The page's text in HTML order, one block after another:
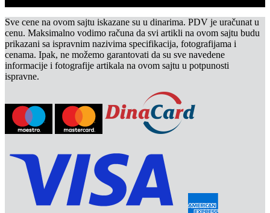
Sve cene na ovom sajtu iskazane su u dinarima. PDV je uračunat u
cenu. Maksimalno vodimo računa da svi artikli na ovom sajtu budu
prikazani sa ispravnim nazivima specifikacija, fotografijama i
cenama. Ipak, ne možemo garantovati da su sve navedene
informacije i fotografije artikala na ovom sajtu u potpunosti
ispravne.